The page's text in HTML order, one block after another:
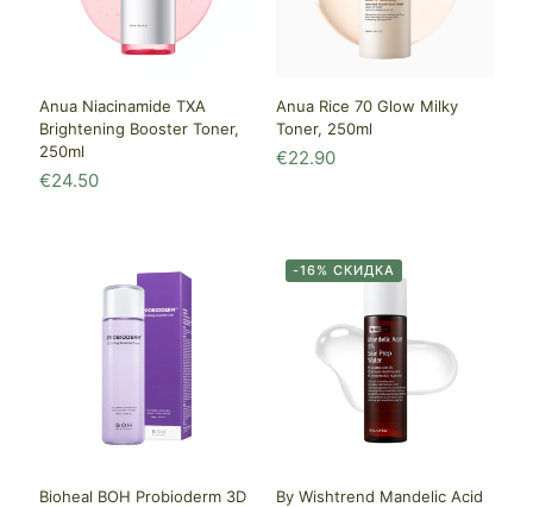
Anua Niacinamide TXA
Brightening Booster Toner,
250ml
€24.50
Anua Rice 70 Glow Milky
Toner, 250ml
€22.90
Bioheal BOH Probioderm 3D
-16% СКИДКА
By Wishtrend Mandelic Acid